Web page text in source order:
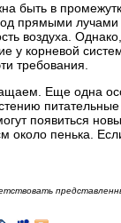
быть в
прямыми лучами
воздуха.
у корневой
требования.
Еще одна
появиться
около пенька.